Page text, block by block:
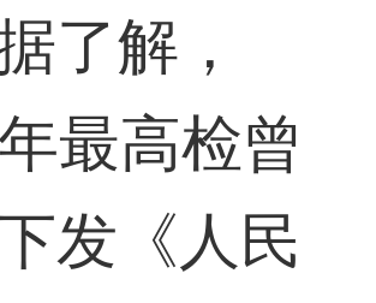
解，
最高检曾
发《人民